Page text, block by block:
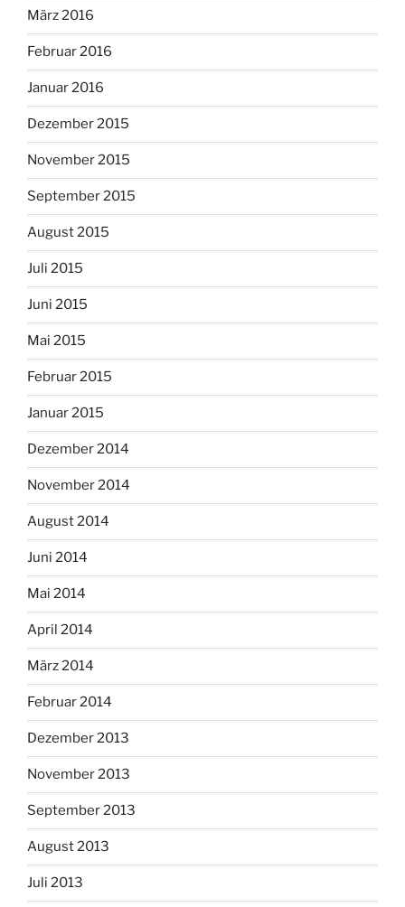
März 2016
Februar 2016
Januar 2016
Dezember 2015
November 2015
September 2015
August 2015
Juli 2015
Juni 2015
Mai 2015
Februar 2015
Januar 2015
Dezember 2014
November 2014
August 2014
Juni 2014
Mai 2014
April 2014
März 2014
Februar 2014
Dezember 2013
November 2013
September 2013
August 2013
Juli 2013